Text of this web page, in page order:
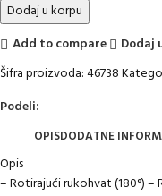
Dodaj u korpu
Add to compare
Dodaj
Šifra proizvoda:46738
Podeli:
OPISDODATNE
Opis
– Rotirajući rukohvat (180°) –